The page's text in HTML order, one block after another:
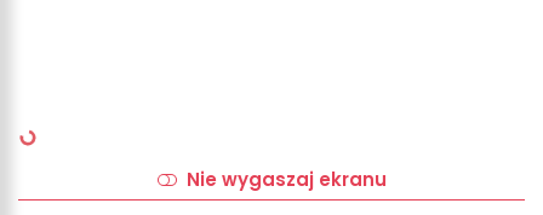
Nie wygaszaj ekranu